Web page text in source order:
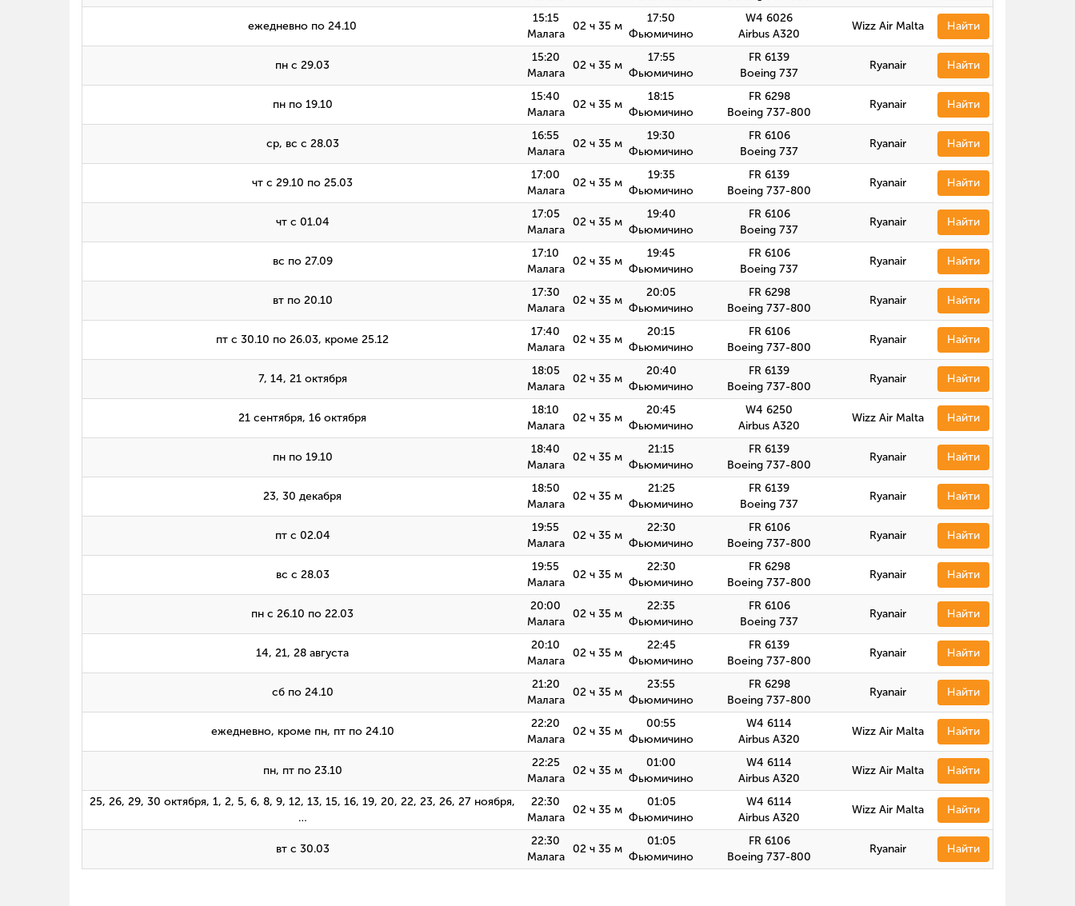
ежедневно по 24.10
15:15
Малага
02 ч 35 м
17:50
Фьюмичино
W4 6026
Airbus A320
Wizz Air Malta Найти
пн с 29.03
15:20
Малага
02 ч 35 м
17:55
Фьюмичино
FR 6139
Boeing 737
Ryanair Найти
пн по 19.10
15:40
Малага
02 ч 35 м
18:15
Фьюмичино
FR 6298
Boeing 737-800
Ryanair Найти
ср, вс с 28.03
16:55
Малага
02 ч 35 м
19:30
Фьюмичино
FR 6106
Boeing 737
Ryanair Найти
чт с 29.10 по 25.03
17:00
Малага
02 ч 35 м
19:35
Фьюмичино
FR 6139
Boeing 737-800
Ryanair Найти
чт с 01.04
17:05
Малага
02 ч 35 м
19:40
Фьюмичино
FR 6106
Boeing 737
Ryanair Найти
вс по 27.09
17:10
Малага
02 ч 35 м
19:45
Фьюмичино
FR 6106
Boeing 737
Ryanair Найти
вт по 20.10
17:30
Малага
02 ч 35 м
20:05
Фьюмичино
FR 6298
Boeing 737-800
Ryanair Найти
пт с 30.10 по 26.03, кроме 25.12
17:40
Малага
02 ч 35 м
20:15
Фьюмичино
FR 6106
Boeing 737-800
Ryanair Найти
7, 14, 21 октября
18:05
Малага
02 ч 35 м
20:40
Фьюмичино
FR 6139
Boeing 737-800
Ryanair Найти
21 сентября, 16 октября
18:10
Малага
02 ч 35 м
20:45
Фьюмичино
W4 6250
Airbus A320
Wizz Air Malta Найти
пн по 19.10
18:40
Малага
02 ч 35 м
21:15
Фьюмичино
FR 6139
Boeing 737-800
Ryanair Найти
23, 30 декабря
18:50
Малага
02 ч 35 м
21:25
Фьюмичино
FR 6139
Boeing 737
Ryanair Найти
пт с 02.04
19:55
Малага
02 ч 35 м
22:30
Фьюмичино
FR 6106
Boeing 737-800
Ryanair Найти
вс с 28.03
19:55
Малага
02 ч 35 м
22:30
Фьюмичино
FR 6298
Boeing 737-800
Ryanair Найти
пн с 26.10 по 22.03
20:00
Малага
02 ч 35 м
22:35
Фьюмичино
FR 6106
Boeing 737
Ryanair Найти
14, 21, 28 августа
20:10
Малага
02 ч 35 м
22:45
Фьюмичино
FR 6139
Boeing 737-800
Ryanair Найти
сб по 24.10
21:20
Малага
02 ч 35 м
23:55
Фьюмичино
FR 6298
Boeing 737-800
Ryanair Найти
ежедневно, кроме пн, пт по 24.10
22:20
Малага
02 ч 35 м
00:55
Фьюмичино
W4 6114
Airbus A320
Wizz Air Malta Найти
пн, пт по 23.10
22:25
Малага
02 ч 35 м
01:00
Фьюмичино
W4 6114
Airbus A320
Wizz Air Malta Найти
25, 26, 29, 30 октября, 1, 2, 5, 6, 8, 9, 12, 13, 15, 16, 19, 20, 22, 23, 26, 27 ноября,
…
22:30
Малага
02 ч 35 м
01:05
Фьюмичино
W4 6114
Airbus A320
Wizz Air Malta Найти
вт с 30.03
22:30
Малага
02 ч 35 м
01:05
Фьюмичино
FR 6106
Boeing 737-800
Ryanair Найти